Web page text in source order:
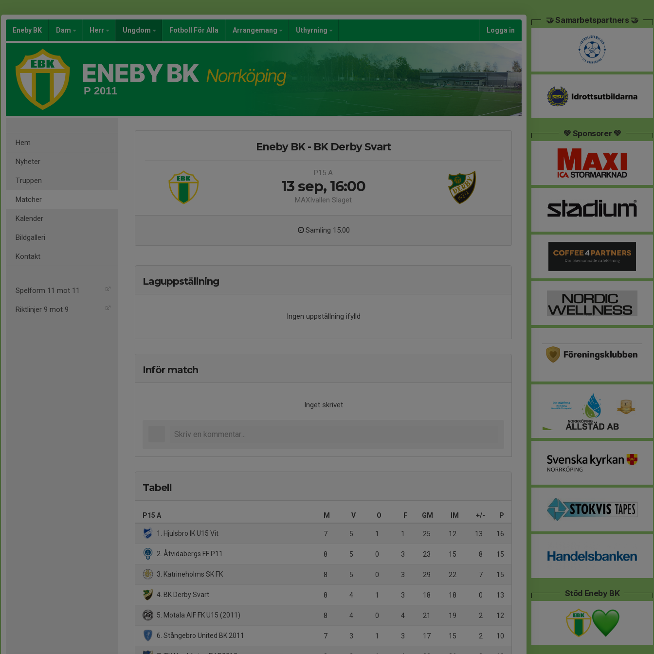
Eneby BK Dam Herr Ungdom Fotboll För Alla Arrangemang Uthyrning Logga in
P 2011
Hem
Nyheter
Truppen
Matcher
Kalender
Bildgalleri
Kontakt
Spelform 11 mot 11
Riktlinjer 9 mot 9
Eneby BK - BK Derby Svart
P15 A
13 sep, 16:00
MAXIvallen Slaget
Samling 15:00
Laguppställning
Ingen uppställning ifylld
Inför match
Inget skrivet
Tabell
P15 A M V O F GM IM +/- P
1. Hjulsbro IK U15 Vit 7 5 1 1 25 12 13 16
2. Åtvidabergs FF P11 8 5 0 3 23 15 8 15
3. Katrineholms SK FK 8 5 0 3 29 22 7 15
4. BK Derby Svart 8 4 1 3 18 18 0 13
5. Motala AIF FK U15 (2011) 8 4 0 4 21 19 2 12
6. Stångebro United BK 2011 7 3 1 3 17 15 2 10
🤝 Samarbetspartners 🤝
💚 Sponsorer 💚
Stöd Eneby BK